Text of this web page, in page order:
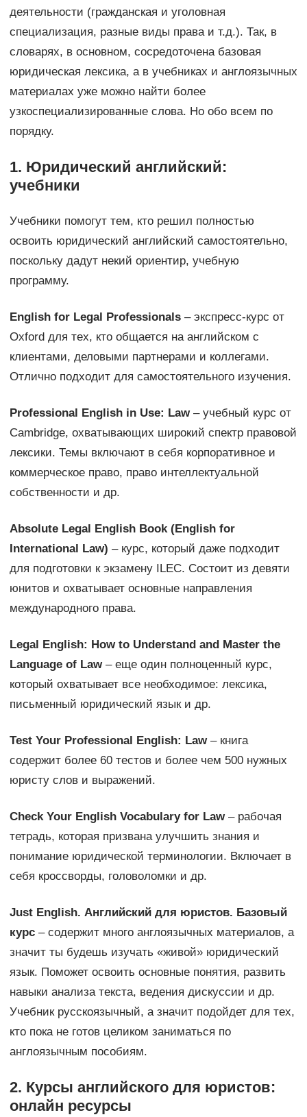
деятельности (гражданская и уголовная
специализация, разные виды права и т.д.). Так, в
словарях, в основном, сосредоточена базовая
юридическая лексика, а в учебниках и англоязычных
материалах уже можно найти более
узкоспециализированные слова. Но обо всем по
порядку.
1. Юридический английский:
учебники
Учебники помогут тем, кто решил полностью
освоить юридический английский самостоятельно,
поскольку дадут некий ориентир, учебную
программу.
English for Legal Professionals– экспресс-курс от
Oxford для тех, кто общается на английском с
клиентами, деловыми партнерами и коллегами.
Отлично подходит для самостоятельного изучения.
Professional English in Use: Law– учебный курс от
Cambridge, охватывающих широкий спектр правовой
лексики. Темы включают в себя корпоративное и
коммерческое право, право интеллектуальной
собственности и др.
Absolute Legal English Book (English for
International Law) – курс, который даже подходит
для подготовки к экзамену ILEC. Состоит из девяти
юнитов и охватывает основные направления
международного права.
Legal English: How to Understand and Master the
Language of Law– еще один полноценный курс,
который охватывает все необходимое: лексика,
письменный юридический язык и др.
Test Your Professional English: Law– книга
содержит более 60 тестов и более чем 500 нужных
юристу слов и выражений.
Check Your English Vocabulary for Law– рабочая
тетрадь, которая призвана улучшить знания и
понимание юридической терминологии. Включает в
себя кроссворды, головоломки и др.
Just English. Английский для юристов. Базовый
курс– содержит много англоязычных материалов, а
значит ты будешь изучать «живой» юридический
язык. Поможет освоить основные понятия, развить
навыки анализа текста, ведения дискуссии и др.
Учебник русскоязычный, а значит подойдет для тех,
кто пока не готов целиком заниматься по
англоязычным пособиям.
2. Курсы английского для юристов:
онлайн ресурсы